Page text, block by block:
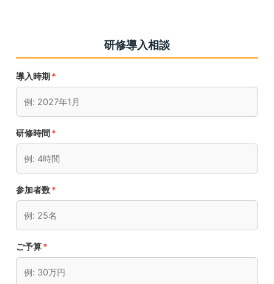
研修導入相談
導入時期*
研修時間*
参加者数*
ご予算*